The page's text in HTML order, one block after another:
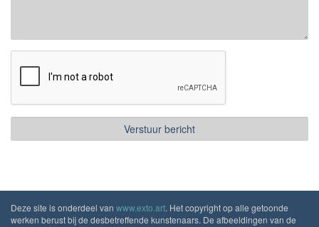
Deze site is onderdeel van www.exto.art. Het copyright op alle getoonde
werken berust bij de desbetreffende kunstenaars. De afbeeldingen van de